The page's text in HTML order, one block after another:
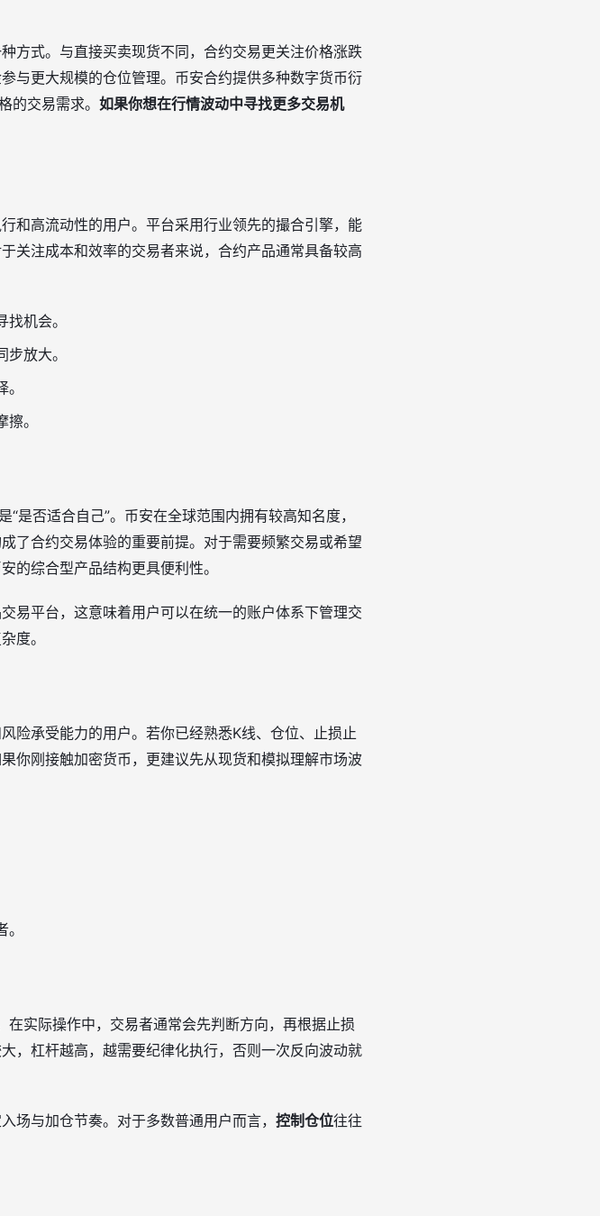
方式。与直接买卖现货不同，合约交易更关注价格涨跌
与更大规模的仓位管理。币安合约提供多种数字货币衍
的交易需求。 如果你想在行情波动中寻找更多交易机
和高流动性的用户。平台采用行业领先的撮合引擎，能
关注成本和效率的交易者来说，合约产品通常具备较高
机会。
放大。
。
是否适合自己”。币安在全球范围内拥有较高知名度，
了合约交易体验的重要前提。对于需要频繁交易或希望
的综合型产品结构更具便利性。
易平台，这意味着用户可以在统一的账户体系下管理交
度。
险承受能力的用户。若你已经熟悉K线、仓位、止损止
你刚接触加密货币，更建议先从现货和模拟理解市场波
在实际操作中，交易者通常会先判断方向，再根据止损
，杠杆越高，越需要纪律化执行，否则一次反向波动就
场与加仓节奏。对于多数普通用户而言， 控制仓位往往